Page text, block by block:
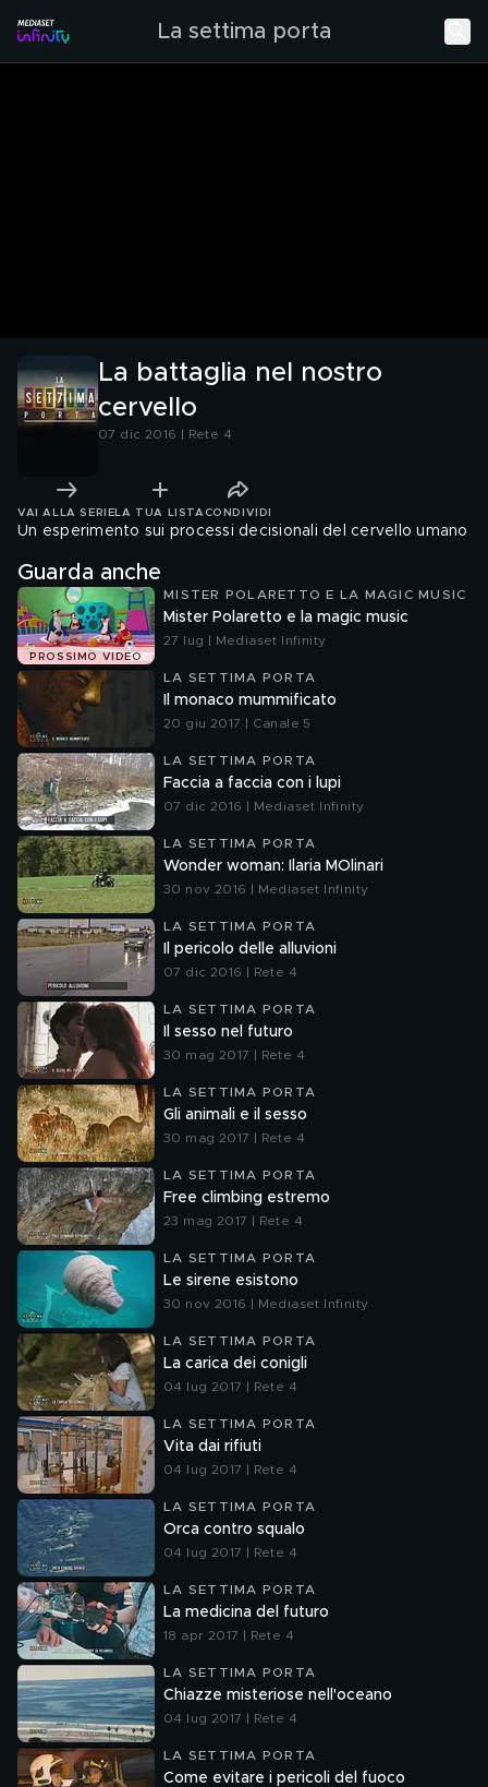
La settima porta
La battaglia nel nostro
cervello
07 dic 2016 | Rete 4
VAI ALLA SERIE LA TUA LISTA CONDIVIDI
Un esperimento sui processi decisionali del cervello umano
Guarda anche
PROSSIMO VIDEO
MISTER POLARETTO E LA MAGIC MUSIC
Mister Polaretto e la magic music
27 lug | Mediaset Infinity
LA SETTIMA PORTA
Il monaco mummificato
20 giu 2017 | Canale 5
LA SETTIMA PORTA
Faccia a faccia con i lupi
07 dic 2016 | Mediaset Infinity
LA SETTIMA PORTA
Wonder woman: Ilaria MOlinari
30 nov 2016 | Mediaset Infinity
LA SETTIMA PORTA
Il pericolo delle alluvioni
07 dic 2016 | Rete 4
LA SETTIMA PORTA
Il sesso nel futuro
30 mag 2017 | Rete 4
LA SETTIMA PORTA
Gli animali e il sesso
30 mag 2017 | Rete 4
LA SETTIMA PORTA
Free climbing estremo
23 mag 2017 | Rete 4
LA SETTIMA PORTA
Le sirene esistono
30 nov 2016 | Mediaset Infinity
LA SETTIMA PORTA
La carica dei conigli
04 lug 2017 | Rete 4
LA SETTIMA PORTA
Vita dai rifiuti
04 lug 2017 | Rete 4
LA SETTIMA PORTA
Orca contro squalo
04 lug 2017 | Rete 4
LA SETTIMA PORTA
La medicina del futuro
18 apr 2017 | Rete 4
LA SETTIMA PORTA
Chiazze misteriose nell'oceano
04 lug 2017 | Rete 4
LA SETTIMA PORTA
Come evitare i pericoli del fuoco